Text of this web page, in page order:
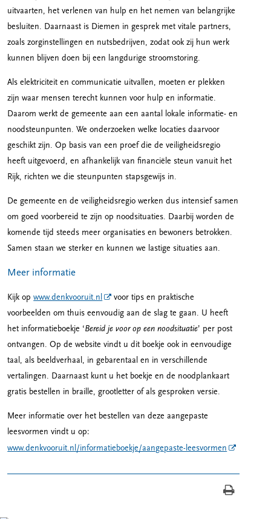
uitvaarten, het verlenen van hulp en het nemen van belangrijke
besluiten. Daarnaast is Diemen in gesprek met vitale partners,
zoals zorginstellingen en nutsbedrijven, zodat ook zij hun werk
kunnen blijven doen bij een langdurige stroomstoring.
Als elektriciteit en communicatie uitvallen, moeten er plekken
zijn waar mensen terecht kunnen voor hulp en informatie.
Daarom werkt de gemeente aan een aantal lokale informatie- en
noodsteunpunten. We onderzoeken welke locaties daarvoor
geschikt zijn. Op basis van een proef die de veiligheidsregio
heeft uitgevoerd, en afhankelijk van financiële steun vanuit het
Rijk, richten we die steunpunten stapsgewijs in.
De gemeente en de veiligheidsregio werken dus intensief samen
om goed voorbereid te zijn op noodsituaties. Daarbij worden de
komende tijd steeds meer organisaties en bewoners betrokken.
Samen staan we sterker en kunnen we lastige situaties aan.
Meer informatie
Kijk opwww.denkvooruit.nl
voor tips en praktische
voorbeelden om thuis eenvoudig aan de slag te gaan. U heeft
het informatieboekje ‘Bereid je voor op een noodsituatie’ per post
ontvangen. Op de website vindt u dit boekje ook in eenvoudige
taal, als beeldverhaal, in gebarentaal en in verschillende
vertalingen. Daarnaast kunt u het boekje en de noodplankaart
gratis bestellen in braille, grootletter of als gesproken versie.
Meer informatie over het bestellen van deze aangepaste
leesvormen vindt u op:
www.denkvooruit.nl/informatieboekje/aangepaste-leesvormen